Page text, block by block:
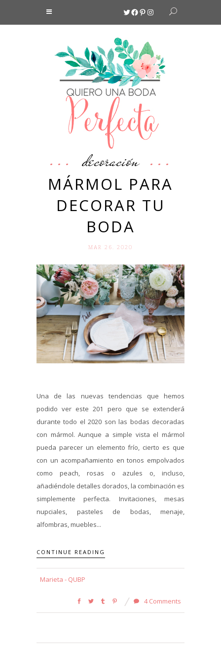
Twitter
Facebook
Pinterest
Instagram
decoración
MÁRMOL PARA
DECORAR TU
BODA
MAR 26. 2020
Una de las nuevas tendencias que hemos
podido ver este 201 pero que se extenderá
durante todo el 2020 son las bodas decoradas
con mármol. Aunque a simple vista el mármol
pueda parecer un elemento frío, cierto es que
con un acompañamiento en tonos empolvados
como peach, rosas o azules o, incluso,
añadiéndole detalles dorados, la combinación es
simplemente perfecta. Invitaciones, mesas
nupciales, pasteles de bodas, menaje,
alfombras, muebles...
CONTINUE READING
Marieta - QUBP
4 Comments